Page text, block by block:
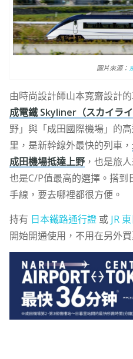
圖片來源：
由時尚設計師山本寬齋設計
成電鐵 Skyliner（スカイライ
野」與「成田國際機場」的
里，是新幹線外最快的列車，
成田機場抵達上野，也是旅
也是C/P值最高的選擇。搭到
手線，要去哪裡都很方便。
持有 日本鐵路通行證或 JR
開始開通使用，不用在另外買